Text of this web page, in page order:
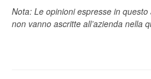
Nota: Le opinioni espresse in questo
non vanno ascritte all’azienda nella